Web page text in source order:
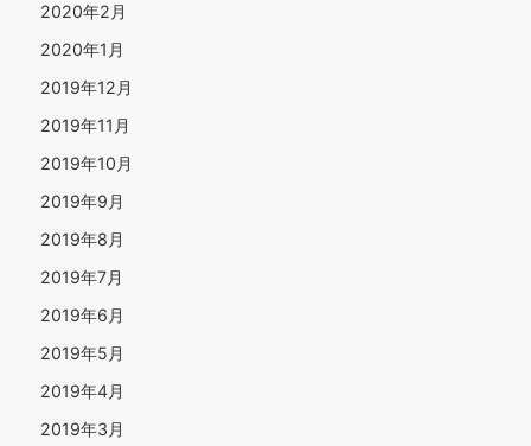
2020年2月
2020年1月
2019年12月
2019年11月
2019年10月
2019年9月
2019年8月
2019年7月
2019年6月
2019年5月
2019年4月
2019年3月